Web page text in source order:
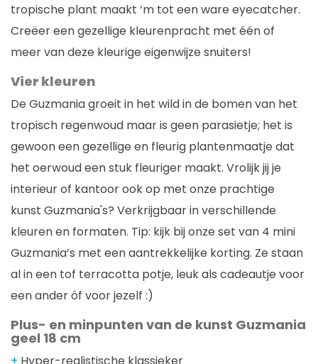
tropische plant maakt ‘m tot een ware eyecatcher.
Creëer een gezellige kleurenpracht met één of
meer van deze kleurige eigenwijze snuiters!
Vier kleuren
De Guzmania groeit in het wild in de bomen van het
tropisch regenwoud maar is geen parasietje; het is
gewoon een gezellige en fleurig plantenmaatje dat
het oerwoud een stuk fleuriger maakt. Vrolijk jij je
interieur of kantoor ook op met onze prachtige
kunst Guzmania's? Verkrijgbaar in verschillende
kleuren en formaten. Tip: kijk bij onze set van 4 mini
Guzmania’s met een aantrekkelijke korting. Ze staan
al in een tof terracotta potje, leuk als cadeautje voor
een ander óf voor jezelf :)
Plus- en minpunten van de kunst Guzmania
geel 18 cm
+ Hyper-realistische klassieker